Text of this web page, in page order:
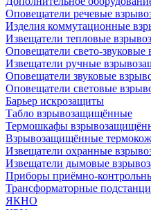
Оповещатели речевые
Изделия коммутационные
Извещатели тепловые
Оповещатели свето-
Извещатели ручные
Оповещатели звуковые
Оповещатели световые
Барьер искрозащиты
Табло взрывозащищённые
Термошкафы
Взрывозащищённые
Извещатели охранные
Извещатели дымовые
Приборы приёмно-
Трансформаторные
ЯКНО